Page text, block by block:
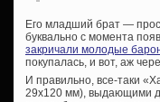
Его младший брат —
буквально с момента
закричали молодые
покупалась, и вот, аж
И правильно, все-таки
29х120 мм), выдающими